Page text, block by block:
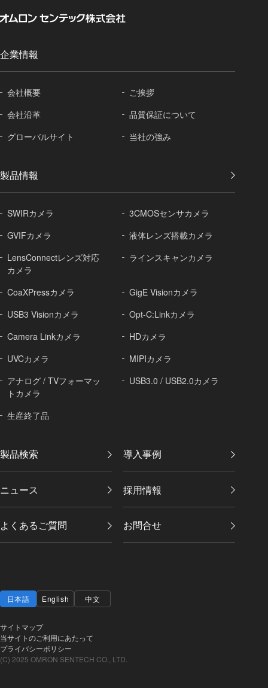
企業情報
会社概要
ご挨拶
会社沿革
品質保証について
グローバルサイト 当社の強み
製品情報
SWIRカメラ
3CMOSセンサカメラ
GVIFカメラ
液体レンズ搭載カメラ
LensConnectレンズ対応
カメラ
ラインスキャンカメラ
CoaXPressカメラ
GigE Visionカメラ
USB3 Visionカメラ
Opt-C:Linkカメラ
Camera Linkカメラ
HDカメラ
UVCカメラ
MIPIカメラ
アナログ / TVフォーマッ
トカメラ
USB3.0 / USB2.0カメラ
生産終了品
製品検索 導入事例
ニュース 採用情報
よくあるご質問 お問合せ
日本語 English 中文
サイトマップ
当サイトのご利用にあたって
プライバシーポリシー
(C) 2025 OMRON SENTECH CO., LTD.